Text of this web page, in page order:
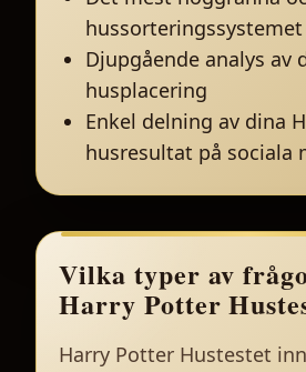
hussorteringssystemet
Djupgående analys av
husplacering
Enkel delning av dina
husresultat på sociala
Vilka typer av
Harry Potter
Harry Potter Hustestet